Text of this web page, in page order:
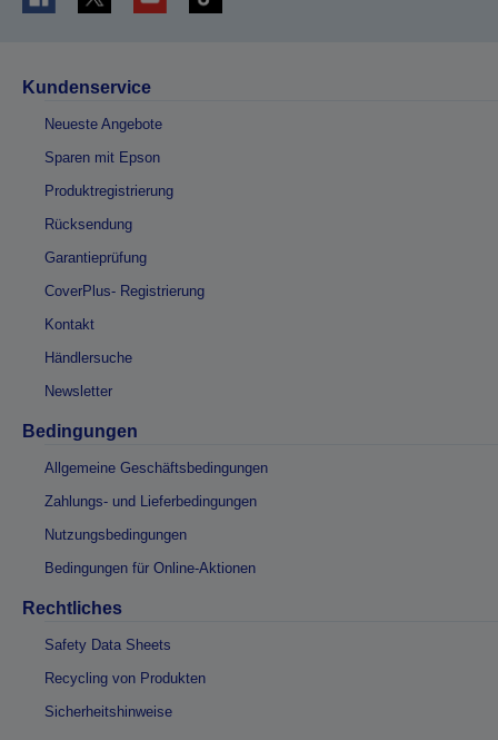
Kundenservice
Neueste Angebote
Sparen mit Epson
Produktregistrierung
Rücksendung
Garantieprüfung
CoverPlus- Registrierung
Kontakt
Händlersuche
Newsletter
Bedingungen
Allgemeine Geschäftsbedingungen
Zahlungs- und Lieferbedingungen
Nutzungsbedingungen
Bedingungen für Online-Aktionen
Rechtliches
Safety Data Sheets
Recycling von Produkten
Sicherheitshinweise